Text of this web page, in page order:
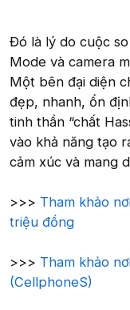
Đó là lý do cuộc
Mode và camera
Một bên đại diện
đẹp, nhanh, ổn
tinh thần “chất
vào khả năng tạo
cảm xúc và mang
>>> Tham khảo
triệu đồng
>>> Tham khảo
(CellphoneS)